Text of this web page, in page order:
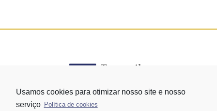
Usamos cookies para otimizar nosso site e nosso
serviço Política de cookies